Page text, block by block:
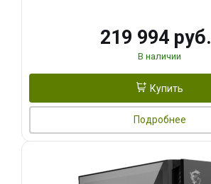
219 994 руб.
В наличии
Купить
Подробнее